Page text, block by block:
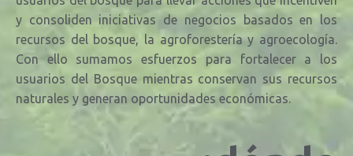
y consoliden iniciativas de negocios basados en los
recursos del bosque, la agroforestería y agroecología.
Con ello sumamos esfuerzos para fortalecer a los
usuarios del Bosque mientras conservan sus recursos
naturales y generan oportunidades económicas.